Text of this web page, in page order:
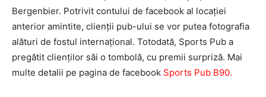
Bergenbier. Potrivit contului de facebook al locaţiei
anterior amintite, clienţii pub-ului se vor putea fotografia
alături de fostul internaţional. Totodată, Sports Pub a
pregătit clienţilor săi o tombolă, cu premii surpriză. Mai
multe detalii pe pagina de facebook Sports Pub B90.